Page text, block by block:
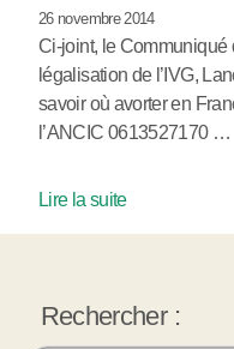
26 novembre 2014
Ci-joint, le Communiqué
légalisation de l’IVG,
savoir où avorter en
l’ANCIC 0613527170 …
Lire la suite
Rechercher :